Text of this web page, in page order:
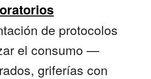
de protocolos
el consumo —
griferías con